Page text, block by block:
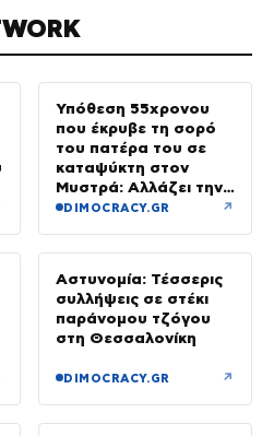
Υπόθεση 55χρονου
που έκρυβε τη σορό
του πατέρα του σε
καταψύκτη στον
Μυστρά: Αλλάζει την
υπερασπιστική του
DIMOCRACY.GR ↗
Αστυνομία: Τέσσερις
συλλήψεις σε στέκι
παράνομου τζόγου
στη Θεσσαλονίκη
DIMOCRACY.GR ↗